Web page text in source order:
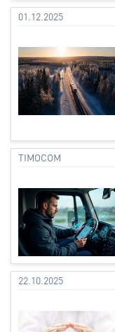
01.12.2025
TIMOCOM
22.10.2025